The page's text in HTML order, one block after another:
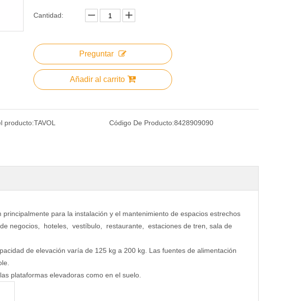
Cantidad:
Preguntar
Añadir al carrito
producto:TAVOL Código De Producto:8428909090
para la instalación y el mantenimiento de espacios estrechos
negocios, hoteles, vestíbulo, restaurante, estaciones de tren, sala de
de elevación varía de 125 kg a 200 kg. Las fuentes de alimentación
plataformas elevadoras como en el suelo.